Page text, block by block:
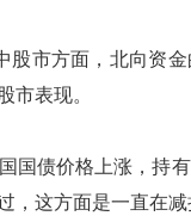
市方面，北向资金
市表现。
债价格上涨，持有
，这方面是一直在减